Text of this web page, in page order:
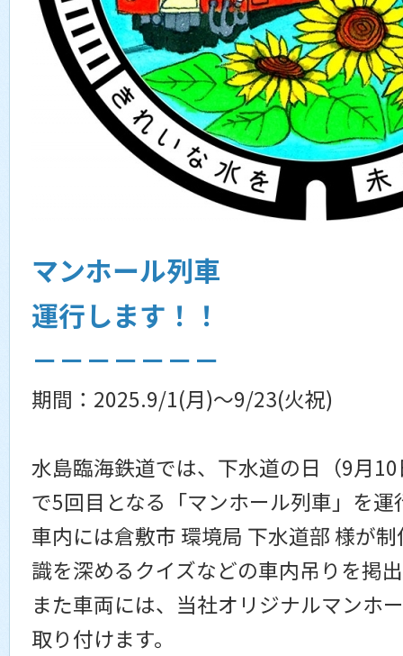
マンホール列車
運行します！！
－－－－－－－
期間：2025.9/1(月)～9/23(火祝)
水島臨海鉄道では、下水道の日（9月
で5回目となる「マンホール列車」を運
車内には倉敷市 環境局 下水道部 様が
識を深めるクイズなどの車内吊りを掲
また車両には、当社オリジナルマンホ
取り付けます。